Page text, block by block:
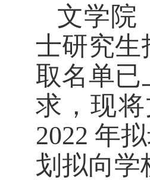
文学院
士研究生
取名单已
求，现
2022 年
划拟向学